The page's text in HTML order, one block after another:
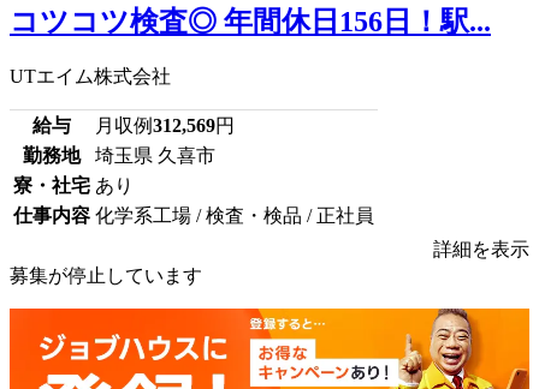
コツコツ検査◎ 年間休日156日！駅...
UTエイム株式会社
給与 月収例312,569円
勤務地
埼玉県 久喜市
寮・社宅 あり
仕事内容 化学系工場 / 検査・検品 / 正社員
詳細を表示
募集が停止しています